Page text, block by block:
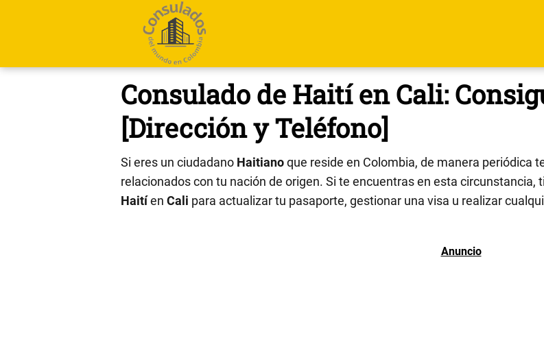
Consulado de Haití en Cali:
[Dirección y Teléfono]
Si eres un ciudadano Haitianoque reside en Colombia, de manera periódica
relacionados con tu nación de origen. Si te encuentras en esta circunstancia,
Haitíen Cali para actualizar tu pasaporte, gestionar una visa u realizar